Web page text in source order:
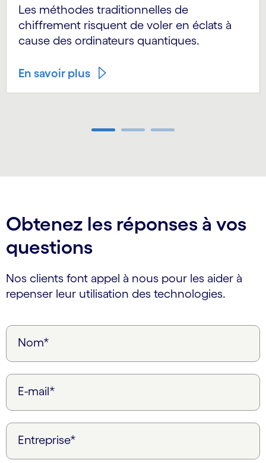
Les méthodes traditionnelles de
chiffrement risquent de voler en éclats à
cause des ordinateurs quantiques.
En savoir plus
Obtenez les réponses à vos
questions
Nos clients font appel à nous pour les aider à
repenser leur utilisation des technologies.
Nom*
E-mail*
Entreprise*